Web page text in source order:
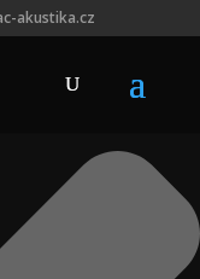
akustika.cz